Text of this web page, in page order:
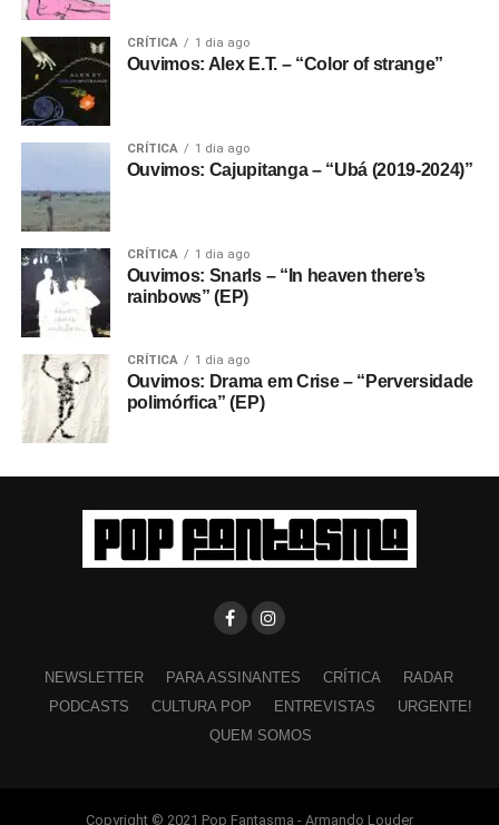
CRÍTICA 1 dia ago
Ouvimos: Alex E.T. – “Color of strange”
CRÍTICA 1 dia ago
Ouvimos: Cajupitanga – “Ubá (2019-2024)”
CRÍTICA 1 dia ago
Ouvimos: Snarls – “In heaven there’s
rainbows” (EP)
CRÍTICA 1 dia ago
Ouvimos: Drama em Crise – “Perversidade
polimórfica” (EP)
NEWSLETTER PARA ASSINANTES CRÍTICA
RADAR
PODCASTS
CULTURA POP ENTREVISTAS
URGENTE!
QUEM SOMOS
Copyright © 2021 Pop Fantasma - Armando Louder